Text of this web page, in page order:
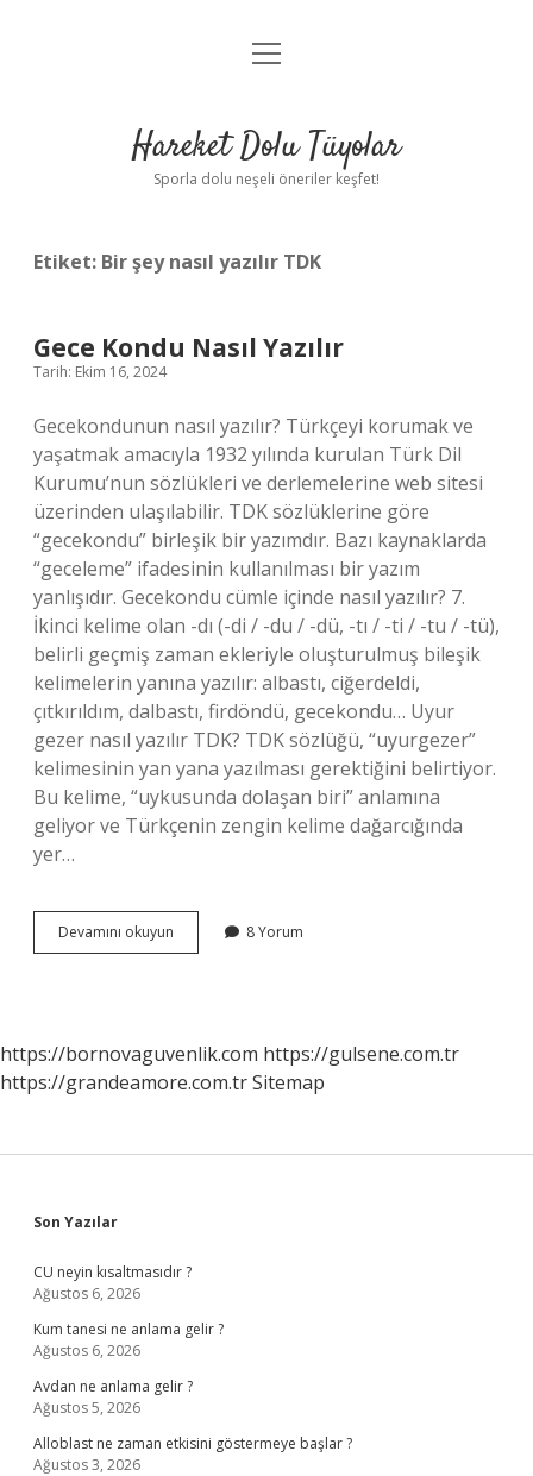
Anasayfa
Yasal Uyarı
menüyü
Hareket Dolu Tüyolar
Sporla dolu neşeli öneriler keşfet!
Etiket: Bir şey nasıl yazılır TDK
Gece Kondu Nasıl Yazılır
Tarih: Ekim 16, 2024
Gecekondunun nasıl yazılır? Türkçeyi korumak ve
yaşatmak amacıyla 1932 yılında kurulan Türk Dil
Kurumu’nun sözlükleri ve derlemelerine web sitesi
üzerinden ulaşılabilir. TDK sözlüklerine göre
“gecekondu” birleşik bir yazımdır. Bazı kaynaklarda
“geceleme” ifadesinin kullanılması bir yazım
yanlışıdır. Gecekondu cümle içinde nasıl yazılır? 7.
İkinci kelime olan -dı (-di / -du / -dü, -tı / -ti / -tu / -tü),
belirli geçmiş zaman ekleriyle oluşturulmuş bileşik
kelimelerin yanına yazılır: albastı, ciğerdeldi,
çıtkırıldım, dalbastı, firdöndü, gecekondu… Uyur
gezer nasıl yazılır TDK? TDK sözlüğü, “uyurgezer”
kelimesinin yan yana yazılması gerektiğini belirtiyor.
Bu kelime, “uykusunda dolaşan biri” anlamına
geliyor ve Türkçenin zengin kelime dağarcığında
yer…
Devamını okuyun
Kondu
8 Yorum
https://bornovaguvenlik.com https://gulsene.com.tr
https://grandeamore.com.trSitemap
Sidebar
Son Yazılar
CU neyin kısaltmasıdır ?
Ağustos 6, 2026
Kum tanesi ne anlama gelir ?
Ağustos 6, 2026
Avdan ne anlama gelir ?
Ağustos 5, 2026
Alloblast ne zaman etkisini göstermeye başlar ?
Ağustos 3, 2026